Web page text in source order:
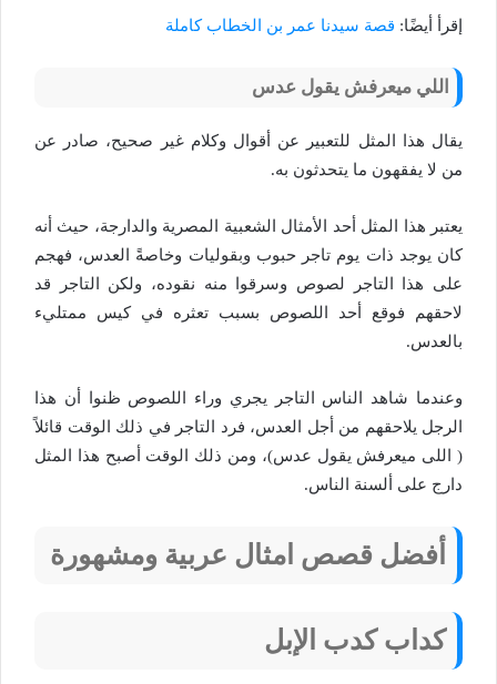
إقرأ أيضًا: قصة سيدنا عمر بن الخطاب كاملة
اللي ميعرفش يقول عدس
يقال هذا المثل للتعبير عن أقوال وكلام غير صحيح، صادر عن
من لا يفقهون ما يتحدثون به.
يعتبر هذا المثل أحد الأمثال الشعبية المصرية والدارجة، حيث أنه
كان يوجد ذات يوم تاجر حبوب وبقوليات وخاصةً العدس، فهجم
على هذا التاجر لصوص وسرقوا منه نقوده، ولكن التاجر قد
لاحقهم فوقع أحد اللصوص بسبب تعثره في كيس ممتليء
بالعدس.
وعندما شاهد الناس التاجر يجري وراء اللصوص ظنوا أن هذا
الرجل يلاحقهم من أجل العدس، فرد التاجر في ذلك الوقت قائلاً
( اللى ميعرفش يقول عدس)، ومن ذلك الوقت أصبح هذا المثل
دارج على ألسنة الناس.
أفضل قصص امثال عربية ومشهورة
كداب كدب الإبل